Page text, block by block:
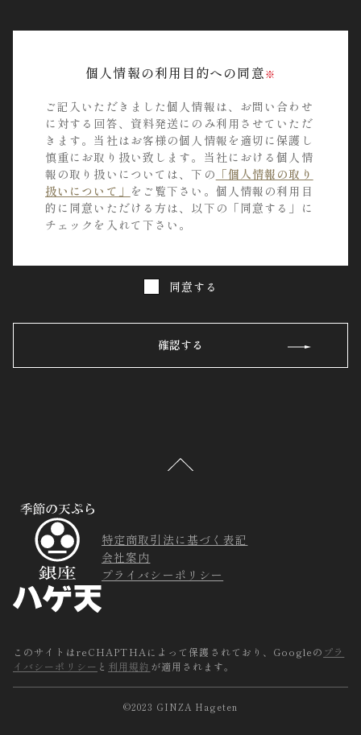
個人情報の利用目的への同意※
ご記入いただきました個人情報は、お問い合わせ
に対する回答、資料発送にのみ利用させていただ
きます。当社はお客様の個人情報を適切に保護し
慎重にお取り扱い致します。当社における個人情
報の取り扱いについては、下の 「個人情報の取り
扱いについて」 をご覧下さい。個人情報の利用目
的に同意いただける方は、以下の「同意する」に
チェックを入れて下さい。
同意する
特定商取引法に基づく表記
会社案内
プライバシーポリシー
このサイトはreCHAPTHAによって保護されており、Googleの プラ
イバシーポリシー と 利用規約 が適用されます。
©2023 GINZA Hageten